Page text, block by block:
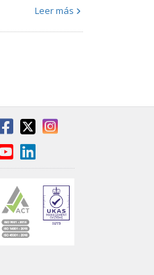
Leer más